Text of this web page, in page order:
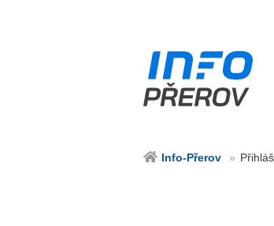
Info-Přerov